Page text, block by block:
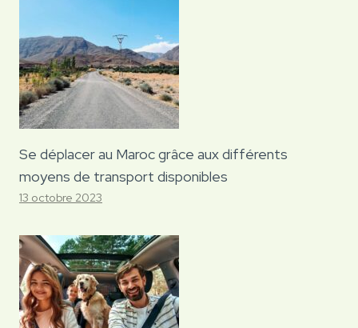
Se déplacer au Maroc grâce aux différents
moyens de transport disponibles
13 octobre 2023